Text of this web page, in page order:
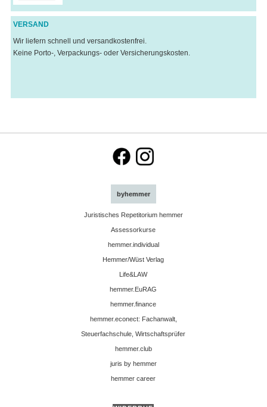
VERSAND
Wir liefern schnell und versandkostenfrei.
Keine Porto-, Verpackungs- oder Versicherungskosten.
byhemmer
Juristisches Repetitorium hemmer
Assessorkurse
hemmer.individual
Hemmer/Wüst Verlag
Life&LAW
hemmer.EuRAG
hemmer.finance
hemmer.econect: Fachanwalt,
Steuerfachschule, Wirtschaftsprüfer
hemmer.club
juris by hemmer
hemmer career